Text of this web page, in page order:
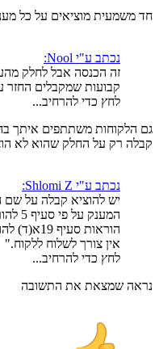
חד משמעית מוציאים על כל
נכתב ע"י Nool:
זה הכנסה אבל לחלק
קבועות שמקבלים החזר
לחץ כדי להרחיב...
גם הלקוחות משתתפים איתך
קבלה רק על החלק שהוא לא
נכתב ע"י Shlomi Z:
יש להוציא קבלה על
הוראות
אין צורך לשלוח ללקוח."
לחץ כדי להרחיב...
נראה שמצאת את התשובה